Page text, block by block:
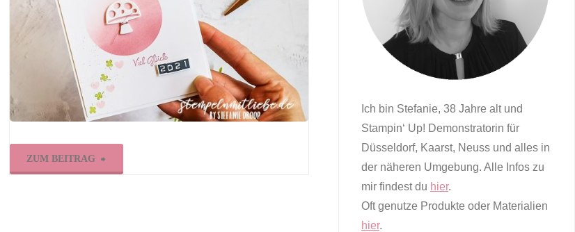
ZUM BEITRAG "Glückskarte
Ich bin Stefanie, 38 Jahre alt und
Stampin‘ Up! Demonstratorin für
Düsseldorf, Kaarst, Neuss und alles in
der näheren Umgebung. Alle Infos zu
mir findest du hier.
Oft genutze Produkte oder Materialien
hier.